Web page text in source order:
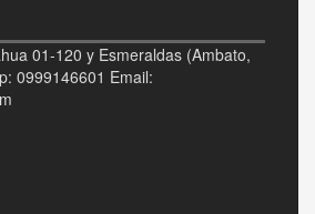
01-120 y Esmeraldas (Ambato,
0999146601 Email: